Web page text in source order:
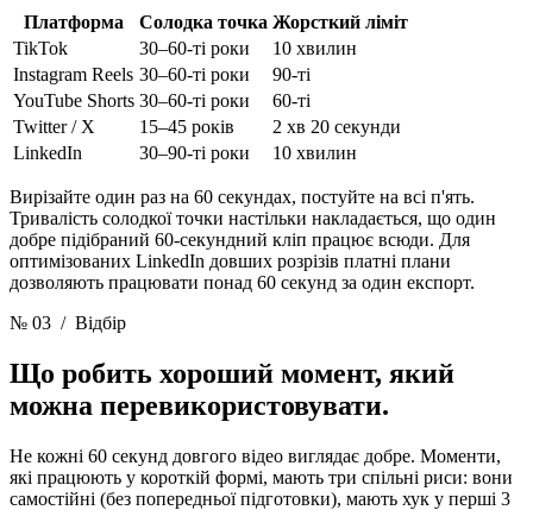
Платформа Солодка точка Жорсткий ліміт
TikTok
30–60-ті роки
10 хвилин
Instagram Reels 30–60-ті роки
90-ті
YouTube Shorts 30–60-ті роки
60-ті
Twitter / X
15–45 років
2 хв 20 секунди
LinkedIn
30–90-ті роки 10 хвилин
Вирізайте один раз на 60 секундах, постуйте на всі п'ять.
Тривалість солодкої точки настільки накладається, що один
добре підібраний 60-секундний кліп працює всюди. Для
оптимізованих LinkedIn довших розрізів платні плани
дозволяють працювати понад 60 секунд за один експорт.
№ 03 / Відбір
Що робить хороший момент, який
можна перевикористовувати.
Не кожні 60 секунд довгого відео виглядає добре. Моменти,
які працюють у короткій формі, мають три спільні риси: вони
самостійні (без попередньої підготовки), мають хук у перші 3